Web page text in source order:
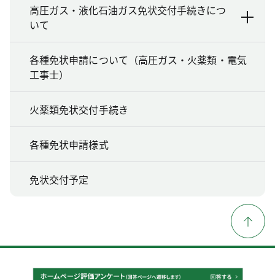
高圧ガス・液化石油ガス免状交付手続きにつ
いて
各種免状申請について（高圧ガス・火薬類・電気
工事士）
火薬類免状交付手続き
各種免状申請様式
免状交付予定